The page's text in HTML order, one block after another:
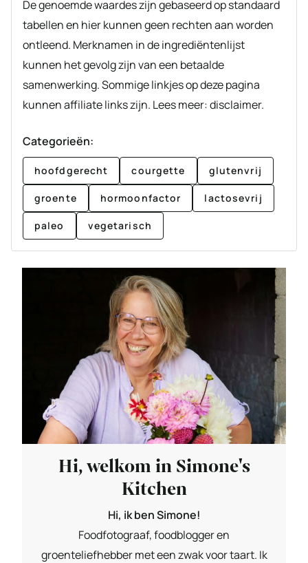
De genoemde waardes zijn gebaseerd op standaard
tabellen en hier kunnen geen rechten aan worden
ontleend. Merknamen in de ingrediëntenlijst
kunnen het gevolg zijn van een betaalde
samenwerking. Sommige linkjes op deze pagina
kunnen affiliate links zijn. Lees meer: disclaimer.
Categorieën:
hoofdgerecht courgette glutenvrij
groente hormoonfactor lactosevrij
paleo vegetarisch
Hi, welkom in Simone's
Kitchen
Hi, ik ben Simone!
Foodfotograaf, foodblogger en
groenteliefhebber met een zwak voor taart. Ik